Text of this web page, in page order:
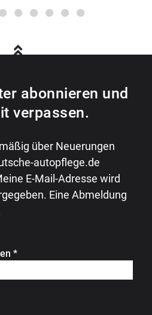
abonnieren und
verpassen.
über Neuerungen
autopflege.de
E-Mail-Adresse wird
Eine Abmeldung
*